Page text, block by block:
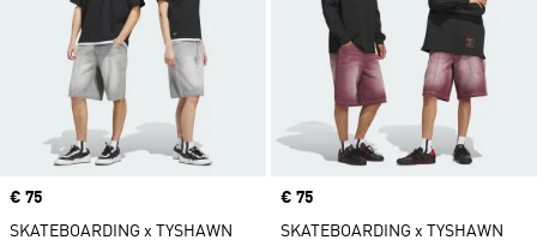
Price
€ 75
SKATEBOARDING x TYSHAWN
Price
€ 75
SKATEBOARDING x TYSHAWN